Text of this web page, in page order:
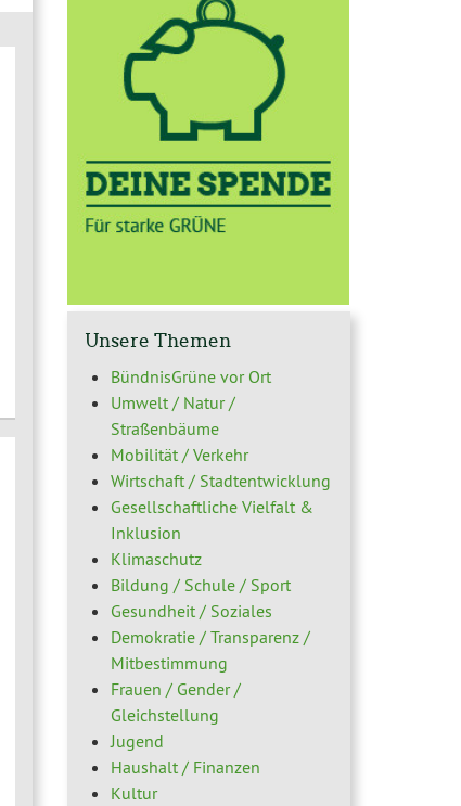
Unsere Themen
BündnisGrüne vor Ort
Umwelt / Natur /
Straßenbäume
Mobilität / Verkehr
Wirtschaft / Stadtentwicklung
Gesellschaftliche Vielfalt &
Inklusion
Klimaschutz
Bildung / Schule / Sport
Gesundheit / Soziales
Demokratie / Transparenz /
Mitbestimmung
Frauen / Gender /
Gleichstellung
Jugend
Haushalt / Finanzen
Kultur